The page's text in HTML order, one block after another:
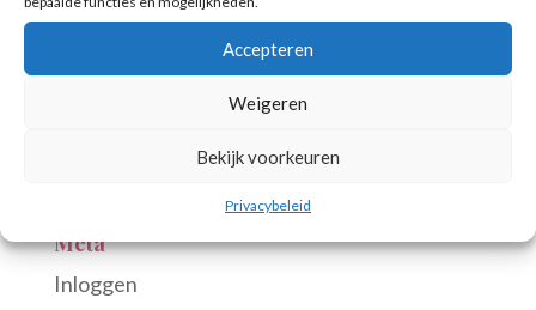
Accepteren
Weigeren
Bekijk voorkeuren
Privacybeleid
Meta
Inloggen